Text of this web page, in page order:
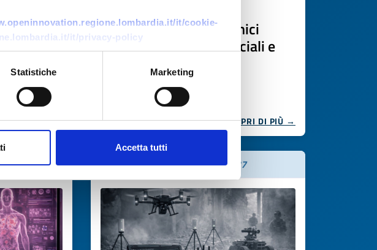
it/cookie-
it/privacy-policy
Statistiche Marketing
Accetta tutti
DI PIÙ →
lubrificanti e fluidi tecnici
cerca partner commerciali e
produttivi
ID EEN: BOPL20251117011
SCOPRI DI PIÙ →
Scade il02 aprile 2027